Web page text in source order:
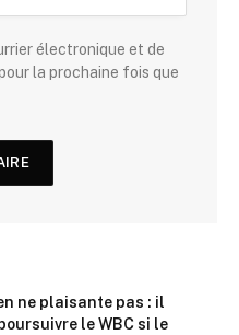
électronique et de
la prochaine fois que
ne plaisante pas : il
le WBC si le